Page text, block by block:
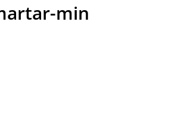
min